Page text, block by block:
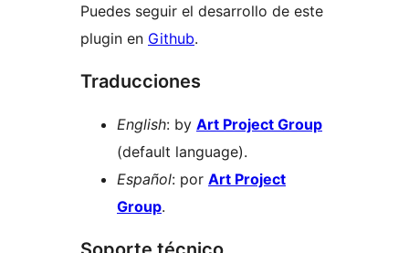
Puedes seguir el desarrollo de este
plugin en Github.
Traducciones
English: by Art Project Group
(default language).
Español: por Art Project
Group.